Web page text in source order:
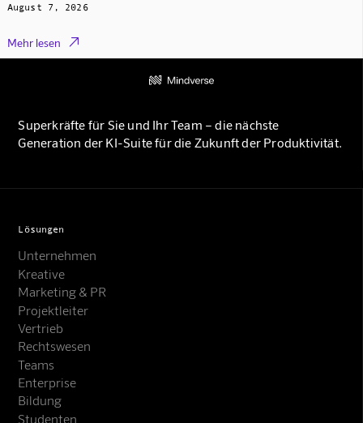
August 7, 2026
Mehr lesen 
Superkräfte für Sie und Ihr Team – die nächste
Generation der KI-Suite für die Zukunft der Produktivität.
Lösungen
Unternehmen
Kreative
Marketing & PR
Projektleiter
Vertrieb
Rechtswesen
Teams
Enterprise
Bildung
Studenten